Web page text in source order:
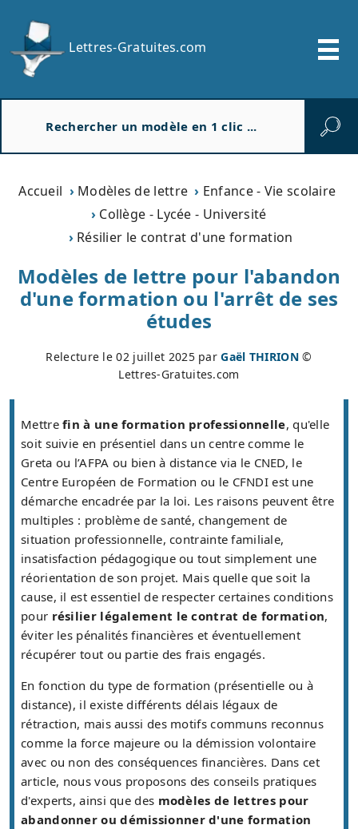
Lettres-Gratuites.com
Accueil Modèles de lettre
Enfance - Vie scolaire
Collège - Lycée - Université
Résilier le contrat d'une formation
Modèles de lettre pour l'abandon
d'une formation ou l'arrêt de ses
études
Relecture le02 juillet 2025parGaël THIRION©
Lettres-Gratuites.com
Mettrefin à une formation professionnelle, qu'elle
soit suivie en présentiel dans un centre comme le
Greta ou l’AFPA ou bien à distance via le CNED, le
Centre Européen de Formation ou le CFNDI est une
démarche encadrée par la loi. Les raisons peuvent être
multiples : problème de santé, changement de
situation professionnelle, contrainte familiale,
insatisfaction pédagogique ou tout simplement une
réorientation de son projet. Mais quelle que soit la
cause, il est essentiel de respecter certaines conditions
pour résilier légalement le contrat de formation,
éviter les pénalités financières et éventuellement
récupérer tout ou partie des frais engagés.
En fonction du type de formation (présentielle ou à
distance), il existe différents délais légaux de
rétraction, mais aussi des motifs communs reconnus
comme la force majeure ou la démission volontaire
avec ou non des conséquences financières. Dans cet
article, nous vous proposons des conseils pratiques
d'experts, ainsi que des modèles de lettres pour
abandonner ou démissionner d'une formation